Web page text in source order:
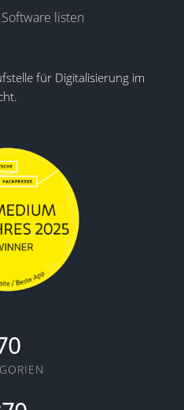
Software listen
für Digitalisierung im